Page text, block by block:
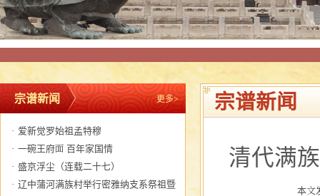
宗谱新闻 更多>
· 爱新觉罗始祖孟特穆
· 一碗王府面 百年家国情
· 盛京浮尘（连载二十七）
· 辽中蒲河满族村举行密雅纳支系祭祖暨
宗谱新闻
清代满
本文